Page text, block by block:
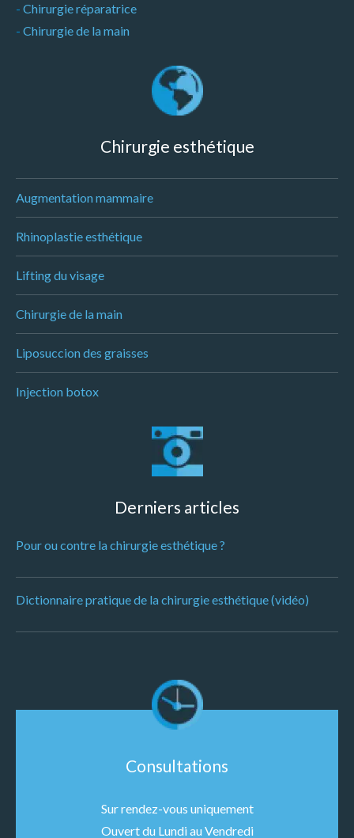
- Chirurgie réparatrice
- Chirurgie de la main
Chirurgie esthétique
Augmentation mammaire
Rhinoplastie esthétique
Lifting du visage
Chirurgie de la main
Liposuccion des graisses
Injection botox
Derniers articles
Pour ou contre la chirurgie esthétique ?
Dictionnaire pratique de la chirurgie esthétique (vidéo)
Consultations
Sur rendez-vous uniquement
Ouvert du Lundi au Vendredi